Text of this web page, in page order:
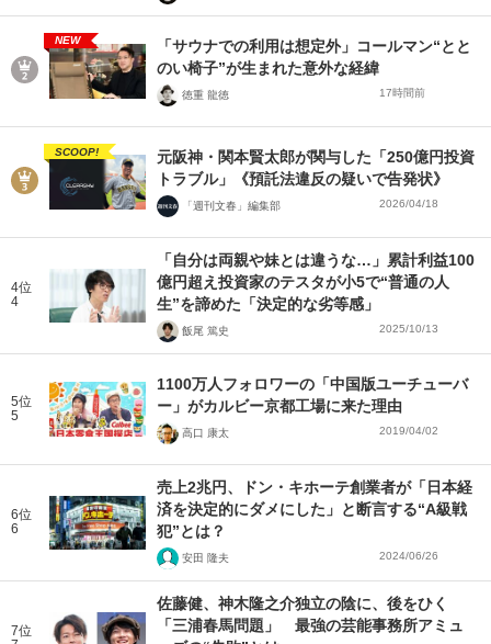
NEW
「サウナでの利用は想定外」コールマン“とと
のい椅子”が生まれた意外な経緯
徳重 龍徳 17時間前
SCOOP!
元阪神・関本賢太郎が関与した「250億円投資
トラブル」《預託法違反の疑いで告発状》
「週刊文春」編集部 2026/04/18
4位
4
「自分は両親や妹とは違うな…」累計利益100
億円超え投資家のテスタが小5で“普通の人
生”を諦めた「決定的な劣等感」
飯尾 篤史 2025/10/13
5位
5
1100万人フォロワーの「中国版ユーチューバ
ー」がカルビー京都工場に来た理由
高口 康太 2019/04/02
6位
6
売上2兆円、ドン・キホーテ創業者が「日本経
済を決定的にダメにした」と断言する“A級戦
犯”とは？
安田 隆夫 2024/06/26
7位
佐藤健、神木隆之介独立の陰に、後をひく
「三浦春馬問題」 最強の芸能事務所アミュ